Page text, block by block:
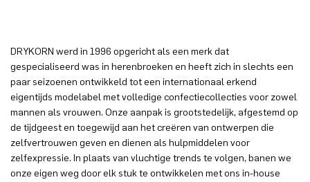
DRYKORN werd in 1996 opgericht als een merk dat
gespecialiseerd was in herenbroeken en heeft zich in slechts een
paar seizoenen ontwikkeld tot een internationaal erkend
eigentijds modelabel met volledige confectiecollecties voor zowel
mannen als vrouwen. Onze aanpak is grootstedelijk, afgestemd op
de tijdgeest en toegewijd aan het creëren van ontwerpen die
zelfvertrouwen geven en dienen als hulpmiddelen voor
zelfexpressie. In plaats van vluchtige trends te volgen, banen we
onze eigen weg door elk stuk te ontwikkelen met ons in-house